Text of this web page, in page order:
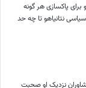
برای پاکسازی هر گونه
نتانیاهو تا چه حد
نزدیک او صحبت